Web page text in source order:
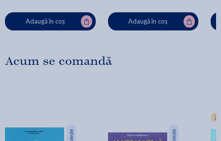
Adaugă în coș Adaugă în coș
Acum se comandă